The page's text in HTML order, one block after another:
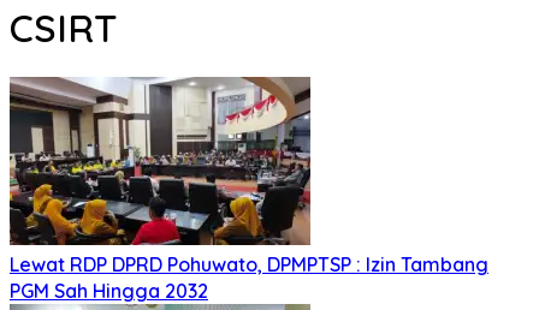
CSIRT
Lewat RDP DPRD Pohuwato, DPMPTSP : Izin Tambang
PGM Sah Hingga 2032